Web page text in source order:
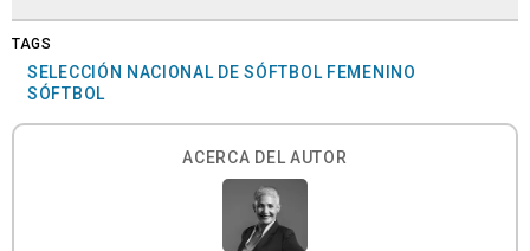
TAGS
SELECCIÓN NACIONAL DE SÓFTBOL FEMENINO
SÓFTBOL
ACERCA DEL AUTOR